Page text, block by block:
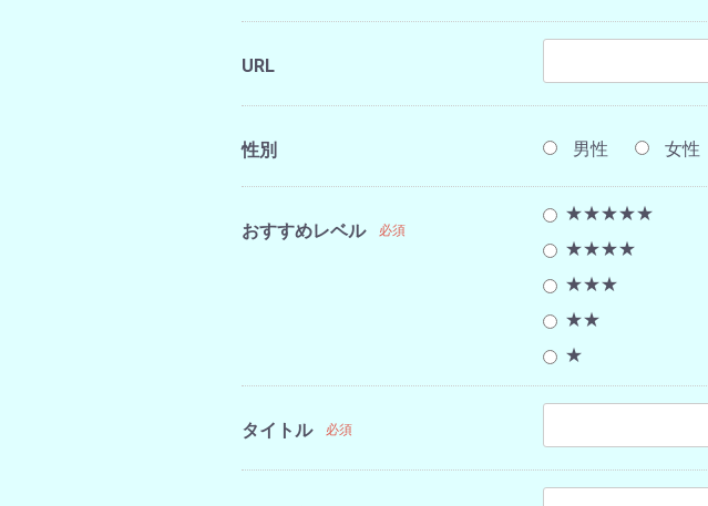
URL
性別 男性 女性
おすすめレベル 必須
★★★★★
★★★★
★★★
★★
★
タイトル 必須